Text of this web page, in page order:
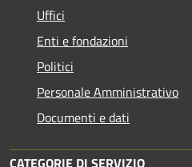
Uffici
Enti e fondazioni
Politici
Personale Amministrativo
Documenti e dati
CATEGORIE DI SERVIZIO